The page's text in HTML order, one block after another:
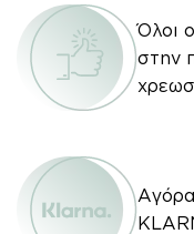
Όλοι
στην